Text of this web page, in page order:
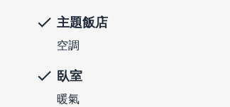
主題飯店
空調
臥室
暖氣